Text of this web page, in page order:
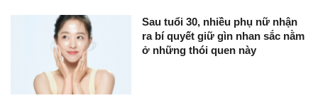
Sau tuổi 30, nhiều phụ nữ nhận
ra bí quyết giữ gìn nhan sắc nằm
ở những thói quen này